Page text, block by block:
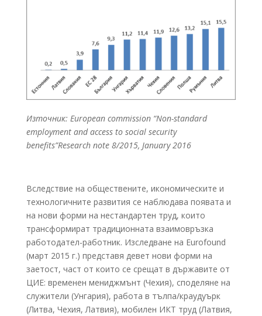
Източник: European commission “Non-standard
employment and access to social security
benefits”Research note 8/2015, January 2016
Вследствие на обществените, икономическите и
технологичните развития се наблюдава появата и
на нови форми на нестандартен труд, които
трансформират традиционната взаимовръзка
работодател-работник. Изследване на Eurofound
(март 2015 г.) представя девет нови форми на
заетост, част от които се срещат в държавите от
ЦИЕ: временен мениджмънт (Чехия), споделяне на
служители (Унгария), работа в тълпа/краудуърк
(Литва, Чехия, Латвия), мобилен ИКТ труд (Латвия,